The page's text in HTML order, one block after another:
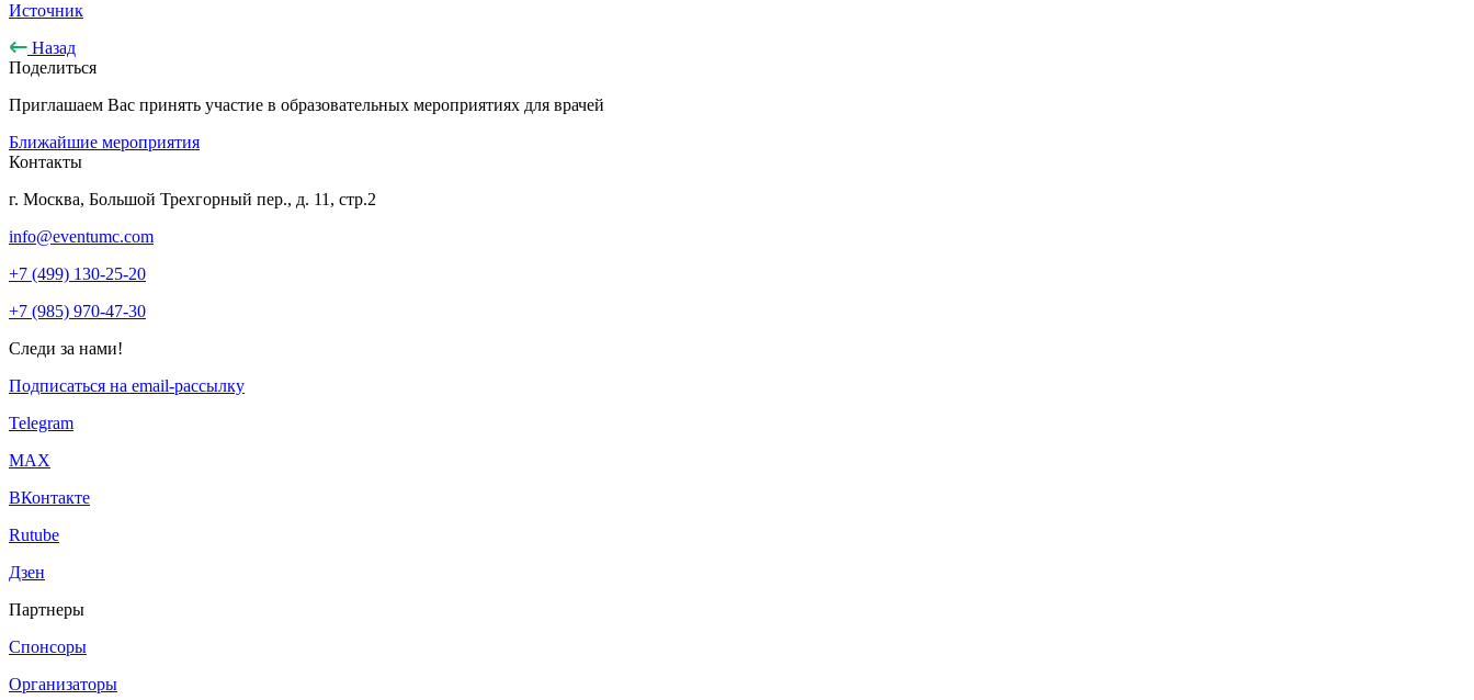
Источник
Назад
Поделиться
Приглашаем Вас принять участие в образовательных мероприятиях для врачей
Ближайшие мероприятия
Контакты
г. Москва, Большой Трехгорный пер., д. 11, стр.2
info@eventumc.com
+7 (499) 130-25-20
+7 (985) 970-47-30
Следи за нами!
Подписаться на email-рассылку
Telegram
МАХ
ВКонтакте
Rutube
Дзен
Партнеры
Спонсоры
Организаторы